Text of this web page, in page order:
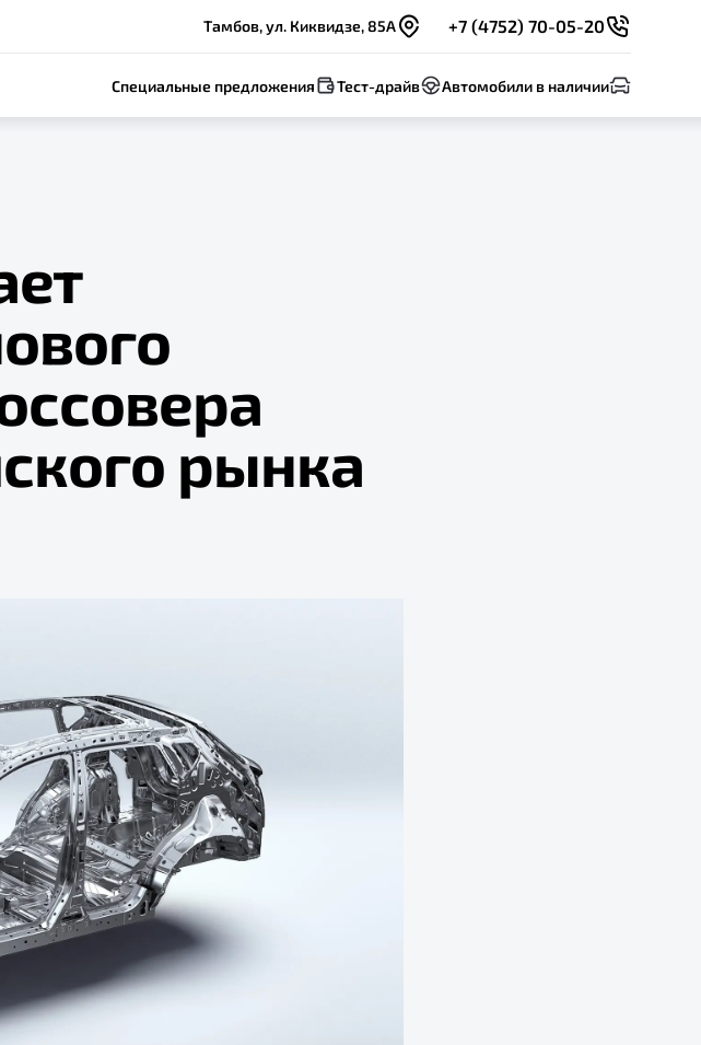
Тамбов, ул. Киквидзе, 85А +7 (4752) 70-05-20
Специальные предложения Тест-драйв Автомобили в наличии
рынка